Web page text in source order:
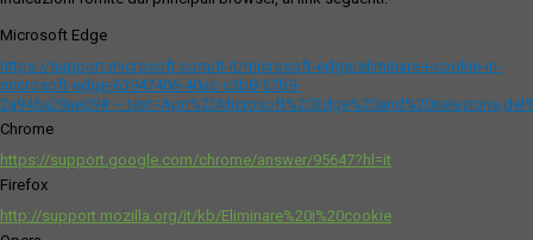
Microsoft Edge
https://support.microsoft.com/it-it/microsoft-edge/eliminare-i-cookie-in-
microsoft-edge-63947406-40ac-c3b8-57b9-
Chrome
https://support.google.com/chrome/answer/95647?hl=it
Firefox
http://support.mozilla.org/it/kb/Eliminare%20i%20cookie